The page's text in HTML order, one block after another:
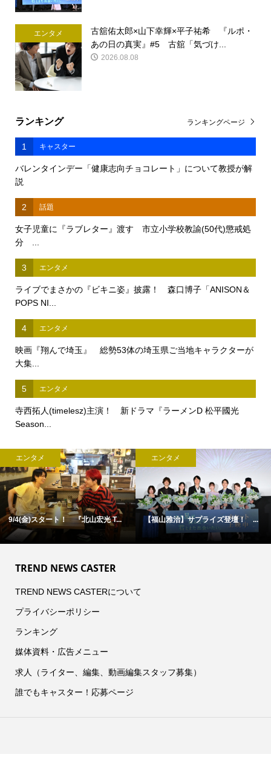
エンタメ
古舘佑太郎×山下幸輝×平子祐希 『ルポ・
あの日の真実』#5 古舘「気づけ...
2026.08.08
ランキング
1 キャスター
バレンタインデー「健康志向チョコレート」について教授が解
説
2 話題
女子児童に『ラブレター』渡す 市立小学校教諭(50代)懲戒処
分 ...
3 エンタメ
ライブでまさかの『ビキニ姿』披露！ 森口博子「ANISON＆
POPS NI...
4 エンタメ
映画『翔んで埼玉』 総勢53体の埼玉県ご当地キャラクターが
大集...
5 エンタメ
寺西拓人(timelesz)主演！ 新ドラマ『ラーメンD 松平國光
Season...
ランキングページ
エンタメ
9/4(金)スタート！ 『北山宏光 T...
エンタメ
【福山雅治】サプライズ登壇！ ...
TREND NEWS CASTER
TREND NEWS CASTERについて
プライバシーポリシー
ランキング
媒体資料・広告メニュー
求人（ライター、編集、動画編集スタッフ募集）
誰でもキャスター！応募ページ